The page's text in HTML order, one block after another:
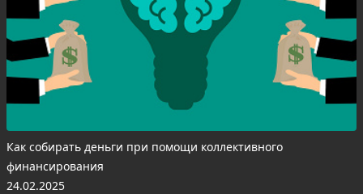
Как собирать деньги при помощи коллективного
финансирования
24.02.2025